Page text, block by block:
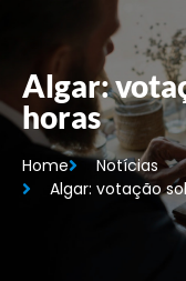
Algar:
horas
Home
Notícias
Algar: votação